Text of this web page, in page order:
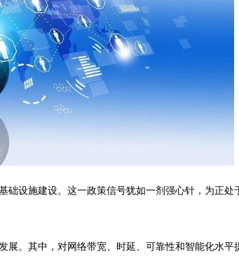
设施建设。这一政策信号犹如一剂强心针，为正
。其中，对网络带宽、时延、可靠性和智能化水